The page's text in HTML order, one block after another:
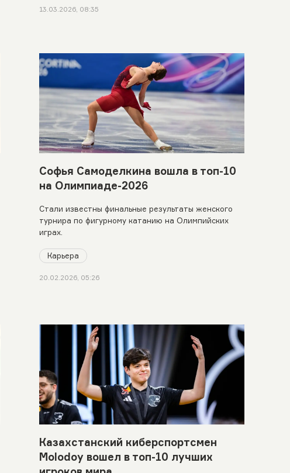
13.03.2026, 08:35
Софья Самоделкина вошла в топ-10
на Олимпиаде-2026
Стали известны финальные результаты женского
турнира по фигурному катанию на Олимпийских
играх.
Карьера
20.02.2026, 05:26
Казахстанский киберспортсмен
Molodoy вошел в топ-10 лучших